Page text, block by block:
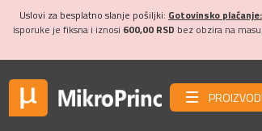
Uslovi za besplatno slanje pošiljki: Gotovinsko plaćanje:
isporuke je fiksna i iznosi 600,00 RSD bez obzira na
PROIZVODI